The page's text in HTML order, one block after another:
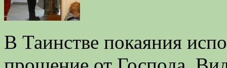
В Таинстве покаяния